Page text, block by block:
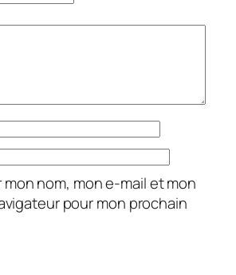
nom, mon e-mail et mon
pour mon prochain